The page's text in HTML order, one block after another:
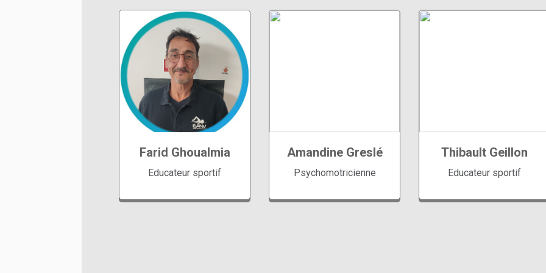
GroupesEcole de
Natation Compétition
Water-Polo
Aquagym
Compétition Aquagym
Farid Ghoualmia
Educateur sportif
Amandine Greslé
Psychomotricienne
Thibault Geillon
Educateur sportif